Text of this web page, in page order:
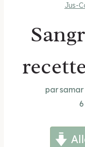
Jus-
parsamar